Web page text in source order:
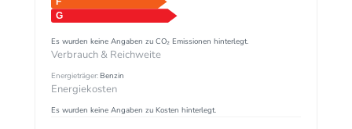
Es wurden keine Angaben zu CO₂ Emissionen hinterlegt.
Verbrauch & Reichweite
Energieträger:Benzin
Energiekosten
Es wurden keine Angaben zu Kosten hinterlegt.